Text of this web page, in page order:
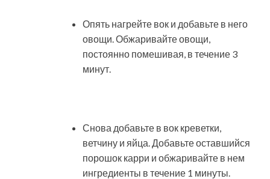
Опять нагрейте вок и добавьте в него
овощи. Обжаривайте овощи,
постоянно помешивая, в течение 3
минут.
Снова добавьте в вок креветки,
ветчину и яйца. Добавьте оставшийся
порошок карри и обжаривайте в нем
ингредиенты в течение 1 минуты.